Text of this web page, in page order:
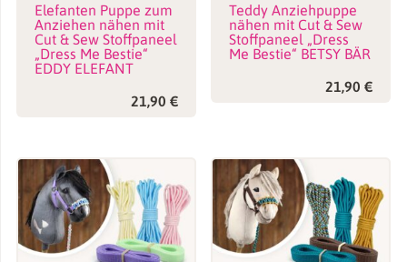
Elefanten Puppe zum
Anziehen nähen mit
Cut & Sew Stoffpaneel
„Dress Me Bestie“
EDDY ELEFANT
21,90 €
Teddy Anziehpuppe
nähen mit Cut & Sew
Stoffpaneel „Dress
Me Bestie“ BETSY BÄR
21,90€